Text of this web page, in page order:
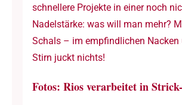
Menge
schnellere Projekte in einer noch
Nadelstärke: was will man mehr?
Schals – im empfindlichen Nacken
Stirn juckt nichts!
Fotos: Rios verarbeitet in